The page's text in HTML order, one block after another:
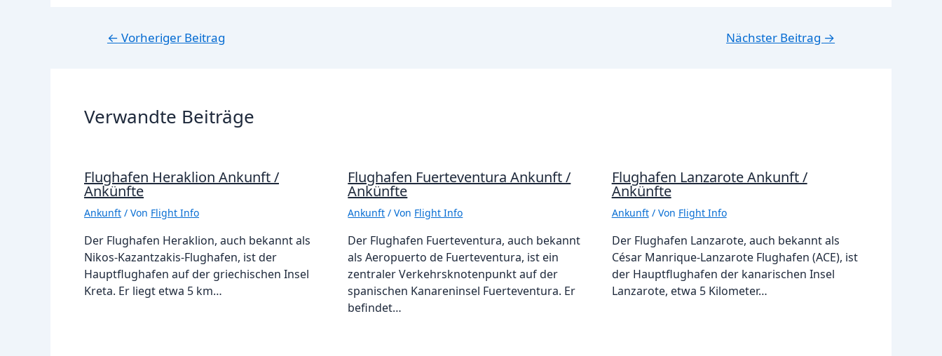
Beitragsnavigation
← Vorheriger Beitrag Nächster Beitrag →
Verwandte Beiträge
Flughafen Heraklion Ankunft /
Ankünfte
Ankunft / Von Flight Info
Der Flughafen Heraklion, auch bekannt als
Nikos-Kazantzakis-Flughafen, ist der
Hauptflughafen auf der griechischen Insel
Kreta. Er liegt etwa 5 km…
Flughafen Fuerteventura Ankunft /
Ankünfte
Ankunft / Von Flight Info
Der Flughafen Fuerteventura, auch bekannt
als Aeropuerto de Fuerteventura, ist ein
zentraler Verkehrsknotenpunkt auf der
spanischen Kanareninsel Fuerteventura. Er
befindet…
Flughafen Lanzarote Ankunft /
Ankünfte
Ankunft/ Von Flight Info
Der Flughafen Lanzarote, auch bekannt als
César Manrique-Lanzarote Flughafen (ACE), ist
der Hauptflughafen der kanarischen Insel
Lanzarote, etwa 5 Kilometer…